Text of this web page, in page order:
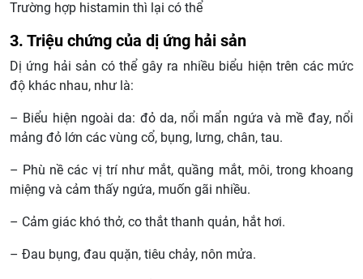
Trường hợp histamin thì lại có thể
3. Triệu chứng của dị ứng hải sản
Dị ứng hải sản có thể gây ra nhiều biểu hiện trên các mức
độ khác nhau, như là:
– Biểu hiện ngoài da: đỏ da, nổi mẩn ngứa và mề đay, nổi
mảng đỏ lớn các vùng cổ, bụng, lưng, chân, tau.
– Phù nề các vị trí như mắt, quầng mắt, môi, trong khoang
miệng và cảm thấy ngứa, muốn gãi nhiều.
– Cảm giác khó thở, co thắt thanh quản, hắt hơi.
– Đau bụng, đau quặn, tiêu chảy, nôn mửa.